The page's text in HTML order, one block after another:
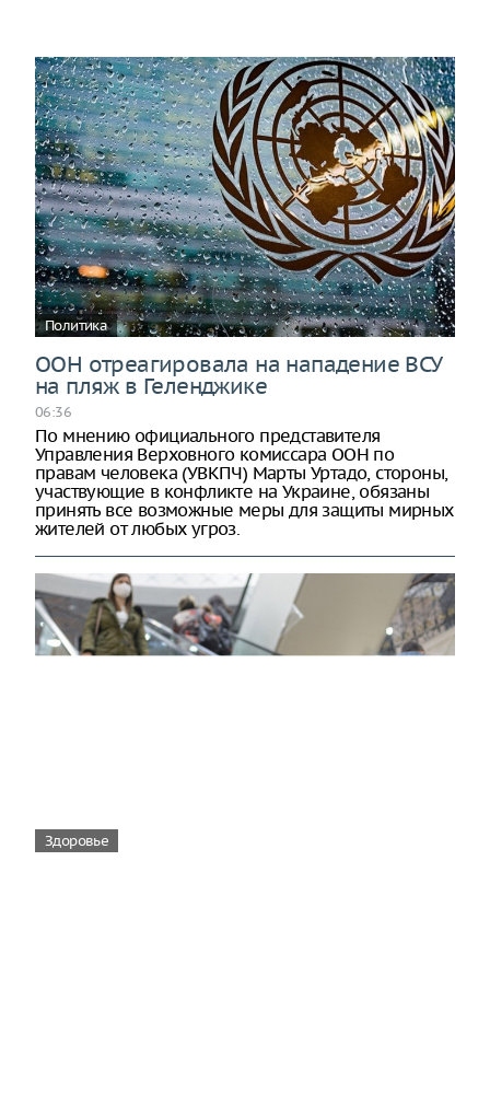
Политика
ООН отреагировала на нападение ВСУ
на пляж в Геленджике
06:36
По мнению официального представителя
Управления Верховного комиссара ООН по
правам человека (УВКПЧ) Марты Уртадо, стороны,
участвующие в конфликте на Украине, обязаны
принять все возможные меры для защиты мирных
жителей от любых угроз.
Здоровье